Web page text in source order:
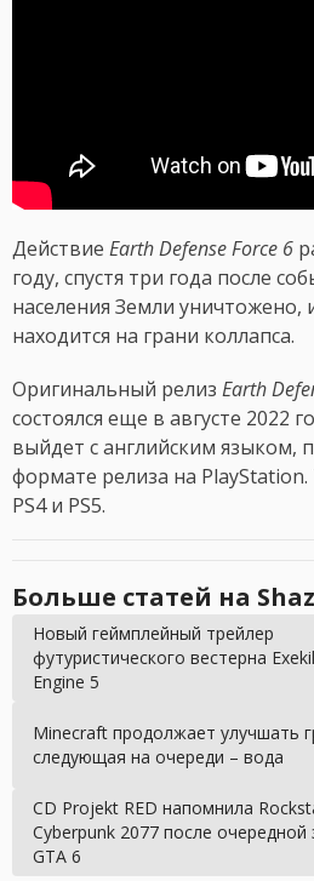
Действие Earth Defense Force 6
году, спустя три года после
населения Земли уничтожено,
находится на грани коллапса.
Оригинальный релиз Earth
состоялся еще в августе 2022
выйдет с английским языком,
формате релиза на PlayStation.
PS4 и PS5.
Больше статей на
Новый геймплейный трейлер
футуристического вестерна
Engine 5
Minecraft продолжает улучшать
следующая на очереди – вода
CD Projekt RED напомнила
Cyberpunk 2077 после очередной
GTA 6